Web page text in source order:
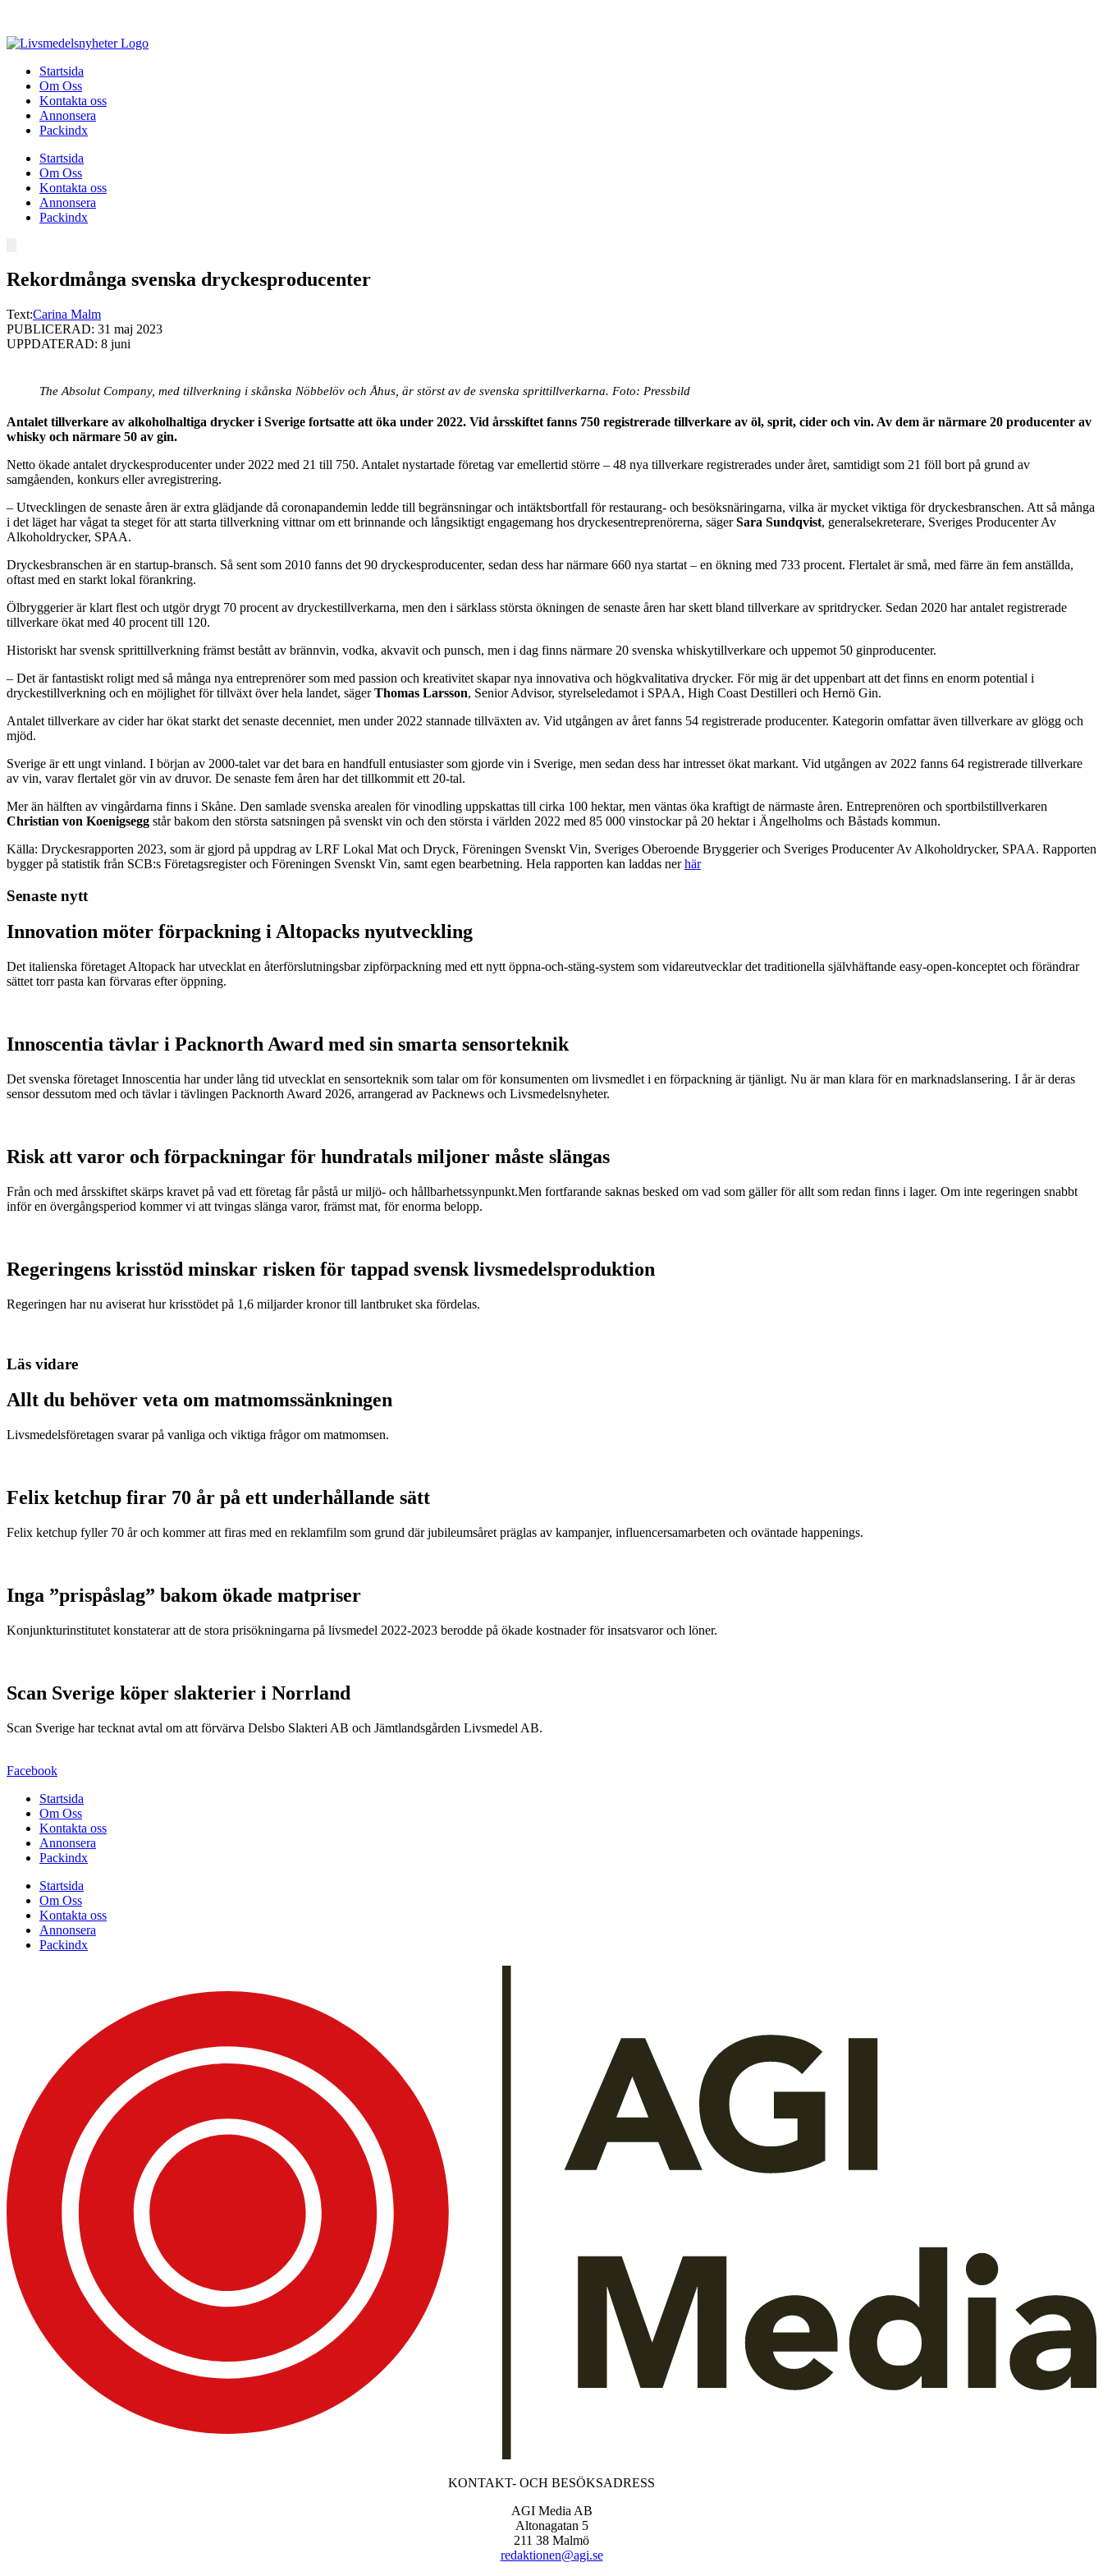
innehåll
Startsida
Om Oss
Kontakta oss
Annonsera
Packindx
Startsida
Om Oss
Kontakta oss
Annonsera
Packindx
Rekordmånga svenska dryckesproducenter
Text:Carina Malm
PUBLICERAD: 31 maj 2023
UPPDATERAD: 8 juni
The Absolut Company, med tillverkning i skånska Nöbbelöv och Åhus, är störst av de svenska sprittillverkarna. Foto: Pressbild
Antalet tillverkare av alkoholhaltiga drycker i Sverige fortsatte att öka under 2022. Vid årsskiftet fanns 750 registrerade tillverkare av öl, sprit, cider och vin. Av dem är närmare 20 producenter av
whisky och närmare 50 av gin.
Netto ökade antalet dryckesproducenter under 2022 med 21 till 750. Antalet nystartade företag var emellertid större – 48 nya tillverkare registrerades under året, samtidigt som 21 föll bort på grund av
samgåenden, konkurs eller avregistrering.
– Utvecklingen de senaste åren är extra glädjande då coronapandemin ledde till begränsningar och intäktsbortfall för restaurang- och besöksnäringarna, vilka är mycket viktiga för dryckesbranschen. Att så många
i det läget har vågat ta steget för att starta tillverkning vittnar om ett brinnande och långsiktigt engagemang hos dryckesentreprenörerna, sägerSara Sundqvist, generalsekreterare, Sveriges Producenter Av
Alkoholdrycker, SPAA.
Dryckesbranschen är en startup-bransch. Så sent som 2010 fanns det 90 dryckesproducenter, sedan dess har närmare 660 nya startat – en ökning med 733 procent. Flertalet är små, med färre än fem anställda,
oftast med en starkt lokal förankring.
Ölbryggerier är klart flest och utgör drygt 70 procent av dryckestillverkarna, men den i särklass största ökningen de senaste åren har skett bland tillverkare av spritdrycker. Sedan 2020 har antalet registrerade
tillverkare ökat med 40 procent till 120.
Historiskt har svensk sprittillverkning främst bestått av brännvin, vodka, akvavit och punsch, men i dag finns närmare 20 svenska whiskytillverkare och uppemot 50 ginproducenter.
– Det är fantastiskt roligt med så många nya entreprenörer som med passion och kreativitet skapar nya innovativa och högkvalitativa drycker. För mig är det uppenbart att det finns en enorm potential i
dryckestillverkning och en möjlighet för tillväxt över hela landet, sägerThomas Larsson, Senior Advisor, styrelseledamot i SPAA, High Coast Destilleri och Hernö Gin.
Antalet tillverkare av cider har ökat starkt det senaste decenniet, men under 2022 stannade tillväxten av. Vid utgången av året fanns 54 registrerade producenter. Kategorin omfattar även tillverkare av glögg och
mjöd.
Sverige är ett ungt vinland. I början av 2000-talet var det bara en handfull entusiaster som gjorde vin i Sverige, men sedan dess har intresset ökat markant. Vid utgången av 2022 fanns 64 registrerade tillverkare
av vin, varav flertalet gör vin av druvor. De senaste fem åren har det tillkommit ett 20-tal.
Mer än hälften av vingårdarna finns i Skåne. Den samlade svenska arealen för vinodling uppskattas till cirka 100 hektar, men väntas öka kraftigt de närmaste åren. Entreprenören och sportbilstillverkaren
Christian von Koenigsegg står bakom den största satsningen på svenskt vin och den största i världen 2022 med 85 000 vinstockar på 20 hektar i Ängelholms och Båstads kommun.
Källa: Dryckesrapporten 2023, som är gjord på uppdrag av LRF Lokal Mat och Dryck, Föreningen Svenskt Vin, Sveriges Oberoende Bryggerier och Sveriges Producenter Av Alkoholdrycker, SPAA. Rapporten
bygger på statistik från SCB:s Företagsregister och Föreningen Svenskt Vin, samt egen bearbetning. Hela rapporten kan laddas nerhär
Senaste nytt
Innovation möter förpackning i Altopacks nyutveckling
Det italienska företaget Altopack har utvecklat en återförslutningsbar zipförpackning med ett nytt öppna-och-stäng-system som vidareutvecklar det traditionella självhäftande easy-open-konceptet och förändrar
sättet torr pasta kan förvaras efter öppning.
Innoscentia tävlar i Packnorth Award med sin smarta sensorteknik
Det svenska företaget Innoscentia har under lång tid utvecklat en sensorteknik som talar om för konsumenten om livsmedlet i en förpackning är tjänligt. Nu är man klara för en marknadslansering. I år är deras
sensor dessutom med och tävlar i tävlingen Packnorth Award 2026, arrangerad av Packnews och Livsmedelsnyheter.
Risk att varor och förpackningar för hundratals miljoner måste slängas
Från och med årsskiftet skärps kravet på vad ett företag får påstå ur miljö- och hållbarhetssynpunkt.Men fortfarande saknas besked om vad som gäller för allt som redan finns i lager. Om inte regeringen snabbt
inför en övergångsperiod kommer vi att tvingas slänga varor, främst mat, för enorma belopp.
Regeringens krisstöd minskar risken för tappad svensk livsmedelsproduktion
Regeringen har nu aviserat hur krisstödet på 1,6 miljarder kronor till lantbruket ska fördelas.
Läs vidare
Allt du behöver veta om matmomssänkningen
Livsmedelsföretagen svarar på vanliga och viktiga frågor om matmomsen.
Felix ketchup firar 70 år på ett underhållande sätt
Felix ketchup fyller 70 år och kommer att firas med en reklamfilm som grund där jubileumsåret präglas av kampanjer, influencersamarbeten och oväntade happenings.
Inga ”prispåslag” bakom ökade matpriser
Konjunkturinstitutet konstaterar att de stora prisökningarna på livsmedel 2022-2023 berodde på ökade kostnader för insatsvaror och löner.
Scan Sverige köper slakterier i Norrland
Scan Sverige har tecknat avtal om att förvärva Delsbo Slakteri AB och Jämtlandsgården Livsmedel AB.
Facebook
Startsida
Om Oss
Kontakta oss
Annonsera
Packindx
Startsida
Om Oss
Kontakta oss
Annonsera
Packindx
KONTAKT- OCH BESÖKSADRESS
AGI Media AB
Altonagatan 5
211 38 Malmö
redaktionen@agi.se